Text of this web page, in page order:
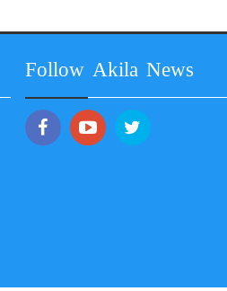
Follow Akila News